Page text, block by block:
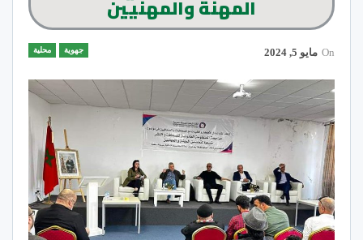
المهنة والمهنيين
جهوية محلية On مايو 5, 2024